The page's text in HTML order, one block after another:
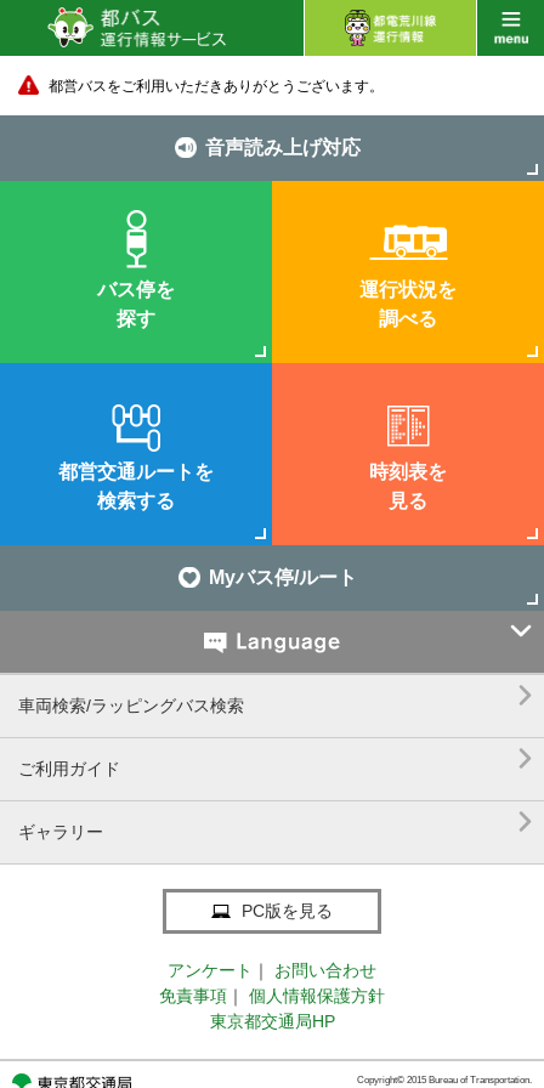
都営バスをご利用いただきありがとうございます。
音声読み上げ対応
バス停を
探す
運行状況を
調べる
都営交通ルートを
検索する
時刻表を
見る
Myバス停/ルート

車両検索/ラッピングバス検索 
ご利用ガイド 
ギャラリー 
PC版を見る
アンケート ｜
お問い合わせ
免責事項 ｜
個人情報保護方針
東京都交通局HP
Copyright© 2015 Bureau of Transportation.